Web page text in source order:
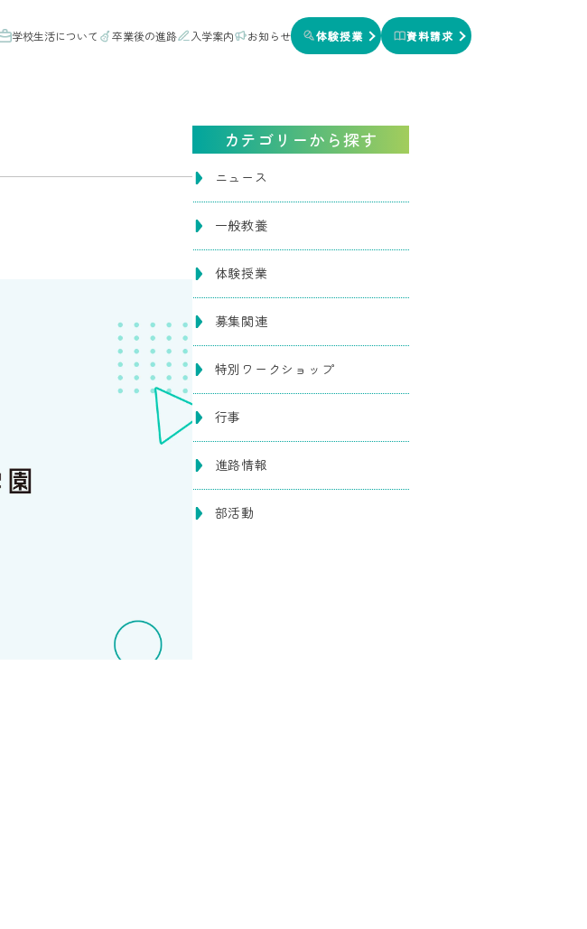
学校生活について 卒業後の進路 入学案内 お知らせ 体験授業 資料請求
カテゴリーから探す
ニュース
一般教養
体験授業
募集関連
特別ワークショップ
行事
進路情報
部活動